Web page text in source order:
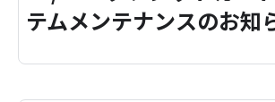
テムメンテナンスのお知